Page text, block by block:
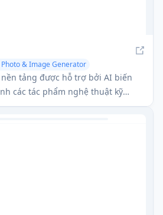
& Image Generator
nền tảng được hỗ trợ bởi AI biến
các tác phẩm nghệ thuật kỹ
lượng cao.